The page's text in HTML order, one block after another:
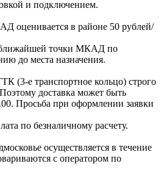
и подключением.
оценивается в районе 50 рублей/
ближайшей точки МКАД по
до места назначения.
(3-е транспортное кольцо) строго
доставка может быть
Просьба при оформлении заявки
по безналичному расчету.
осуществляется в течение
с оператором по